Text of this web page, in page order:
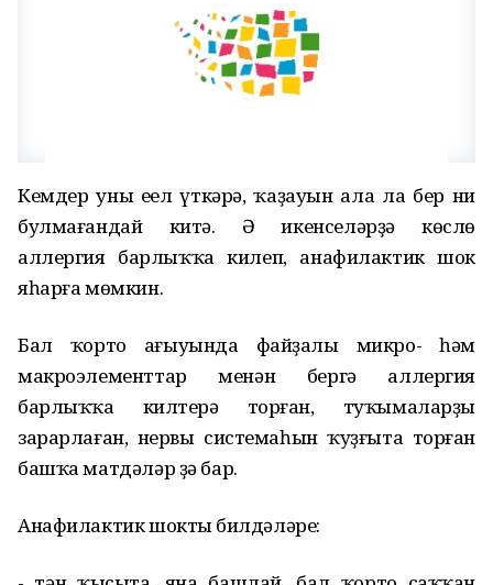
Кемдер уны еңел үткәрә, ҡаҙауын ала ла бер ни
булмағандай китә. Ә икенселәрҙә көслө
аллергия барлыҡҡа килеп, анафилактик шок
яһарға мөмкин.
Бал ҡорто ағыуында файҙалы микро- һәм
макроэлементтар менән бергә аллергия
барлыҡҡа килтерә торған, туҡымаларҙы
зарарлаған, нервы системаһын ҡуҙғыта торған
башҡа матдәләр ҙә бар.
Анафилактик шоктың билдәләре: